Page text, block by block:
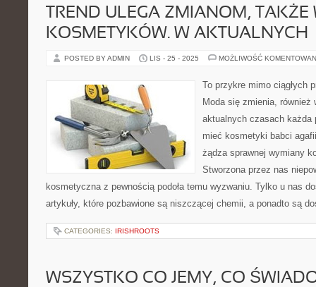
TREND ULEGA ZMIANOM, TAKŻE
KOSMETYKÓW. W AKTUALNYCH
POSTED BY ADMIN LIS - 25 - 2025 MOŻLIWOŚĆ
To przykre mimo ciągłych
Moda się zmienia,
aktualnych czasach każda
mieć kosmetyki babci
żądza sprawnej wymiany
Stworzona przez nas
kosmetyczna z pewnością podoła temu wyzwaniu. Tylko u nas
artykuły, które pozbawione są niszczącej chemii, a ponadto są
CATEGORIES: IRISHROOTS
WSZYSTKO CO JEMY, CO